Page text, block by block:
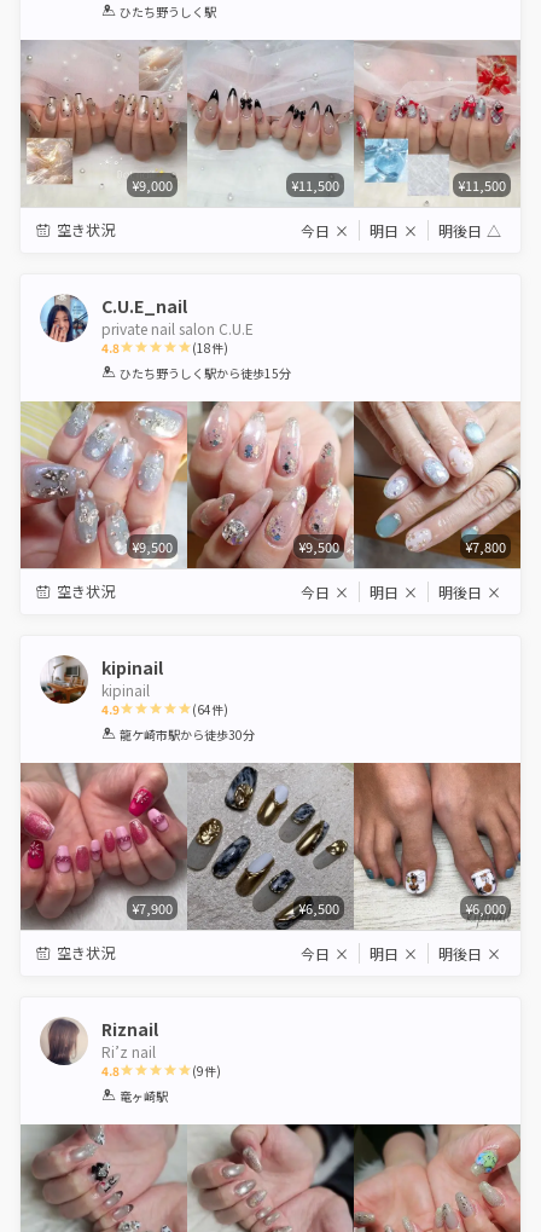
1 2 3 4 5
ひたち野うしく駅
¥9,000 ¥11,500 ¥11,500
空き状況 今日 × 明日 × 明後日 △
C.U.E_nail
private nail salon C.U.E
4.8
1 2 3 4 5
(18件)
ひたち野うしく駅から徒歩15分
¥9,500 ¥9,500 ¥7,800
空き状況 今日 × 明日 × 明後日 ×
kipinail
kipinail
4.9
1 2 3 4 5
(64件)
龍ケ崎市駅から徒歩30分
¥7,900 ¥6,500 ¥6,000
空き状況 今日 × 明日 × 明後日 ×
Riznail
Ri’z nail
4.8
1 2 3 4
(9件)
竜ヶ崎駅